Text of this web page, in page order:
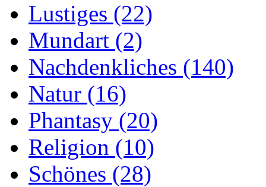
Lustiges (22)
Mundart (2)
Nachdenkliches (140)
Natur (16)
Phantasy (20)
Religion (10)
Schönes (28)